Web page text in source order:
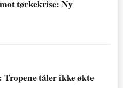
tørkekrise: Ny
tåler ikke økte